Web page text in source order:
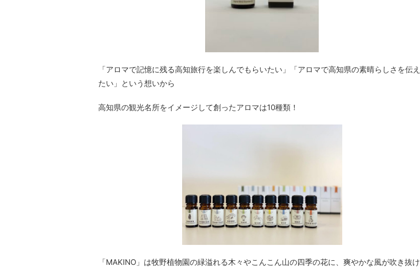
「アロマで記憶に残る高知旅行を楽しんでもらいたい」「アロマで高知県の素晴らしさを伝え
たい」という想いから
高知県の観光名所をイメージして創ったアロマは10種類！
「MAKINO」は牧野植物園の緑溢れる木々やこんこん山の四季の花に、爽やかな風が吹き抜け